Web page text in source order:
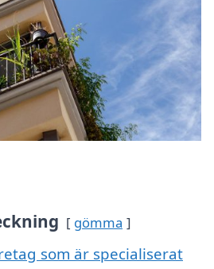
gömma
som är specialiserat